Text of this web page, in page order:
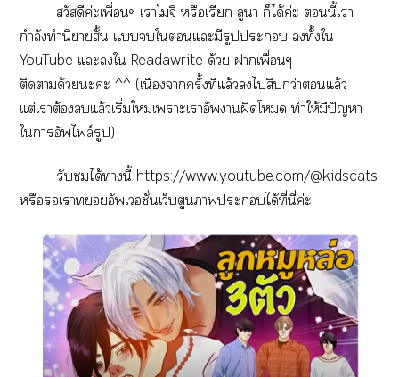
สวัสดีค่ะเพื่อนๆ เาโมจิ หรือเรียก ลูา ก็ได้ค่ะ นี้เา
กำลังทำนิยายสั้น แใแะมีรูปะ ทั้งใ
YouTube แะใ Readawrite ด้วย าเพื่อนๆ
ติดาด้วยะะ ^^ (เนื่องจากครั้งที่แล้วไสิบกว่าแล้ว
แต่เาต้องแล้วเริ่มใหม่เาะเาอัานผิดโด ทำให้มีปัญหา
ใาอัพไล์รูป)
รับได้านี้ https://www.youtube.com/@kidscats
หรือเาอัพเชั่นเว็บตูาพะได้ที่นี่ค่ะ